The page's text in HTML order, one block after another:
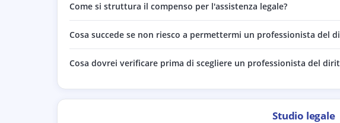
Come si struttura il compenso per l'assistenza legale?
Cosa succede se non riesco a permettermi un professionista del
Cosa dovrei verificare prima di scegliere un professionista del
Studio legale